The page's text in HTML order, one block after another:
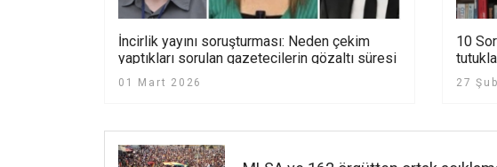
İncirlik yayını soruşturması: Neden çekim
yaptıkları sorulan gazetecilerin gözaltı süresi
bir gün uzatıldı
01 Mart 2026
10
27